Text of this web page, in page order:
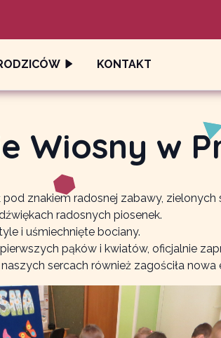
KONTAKT
Wiosny w
znakiem radosnej zabawy,
radosnych piosenek.
i uśmiechnięte bociany.
pąków i kwiatów, oficjalnie
sercach również zagościła nowa